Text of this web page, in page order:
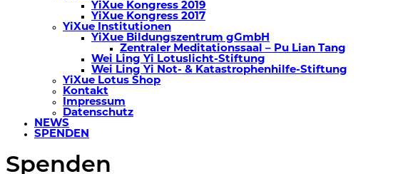
YiXue Kongress 2019
YiXue Kongress 2017
YiXue Institutionen
YiXue Bildungszentrum gGmbH
Zentraler Meditationssaal – Pu Lian Tang
Wei Ling Yi Lotuslicht-Stiftung
Wei Ling Yi Not- & Katastrophenhilfe-Stiftung
YiXue Lotus Shop
Kontakt
Impressum
Datenschutz
NEWS
SPENDEN
Spenden